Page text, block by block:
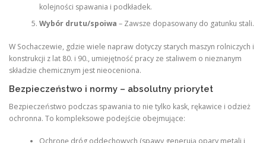
kolejności spawania i podkładek.
Wybór drutu/spoiwa – Zawsze dopasowany do gatunku stali.
W Sochaczewie, gdzie wiele napraw dotyczy starych maszyn rolniczych i
konstrukcji z lat 80. i 90., umiejętność pracy ze staliwem o nieznanym
składzie chemicznym jest nieoceniona.
Bezpieczeństwo i normy – absolutny priorytet
Bezpieczeństwo podczas spawania to nie tylko kask, rękawice i odzież
ochronna. To kompleksowe podejście obejmujące:
Ochronę dróg oddechowych (spawy generują opary metali i